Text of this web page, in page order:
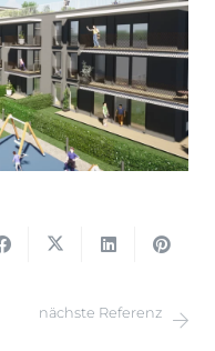
nächste Referenz